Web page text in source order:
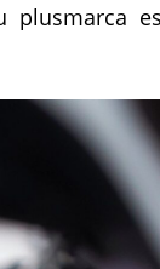
plusmarca